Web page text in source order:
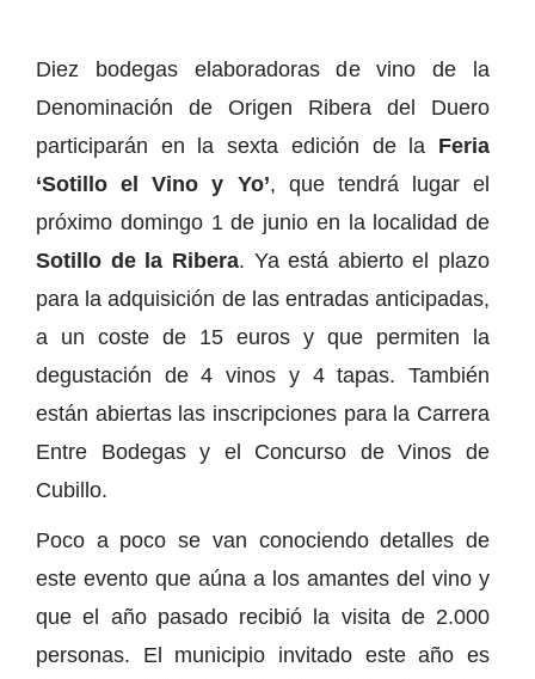
Diez bodegas elaboradoras de vino de la
Denominación de Origen Ribera del Duero
participarán en la sexta edición de la Feria
‘Sotillo el Vino y Yo’, que tendrá lugar el
próximo domingo 1 de junio en la localidad de
Sotillo de la Ribera. Ya está abierto el plazo
para la adquisición de las entradas anticipadas,
a un coste de 15 euros y que permiten la
degustación de 4 vinos y 4 tapas. También
están abiertas las inscripciones para la Carrera
Entre Bodegas y el Concurso de Vinos de
Cubillo.
Poco a poco se van conociendo detalles de
este evento que aúna a los amantes del vino y
que el año pasado recibió la visita de 2.000
personas. El municipio invitado este año es